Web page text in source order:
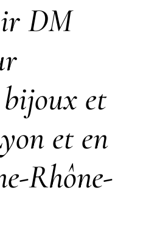
DM
et
et en
Rhône-